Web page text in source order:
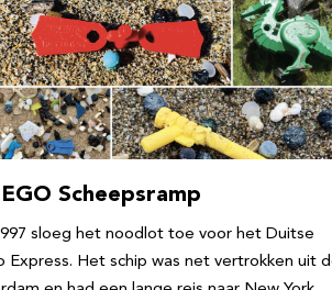
Scheepsramp
sloeg het noodlot toe voor het Duitse
Express. Het schip was net vertrokken uit